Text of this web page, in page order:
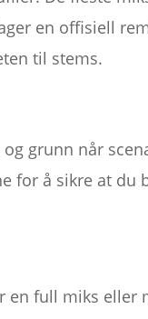
en offisiell
til stems.
og grunn når
for å sikre at du
en full miks eller